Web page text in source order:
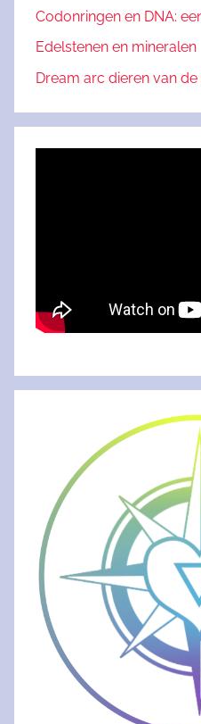
Codonringen en DNA:
Edelstenen en mineralen
Dream arc dieren van de